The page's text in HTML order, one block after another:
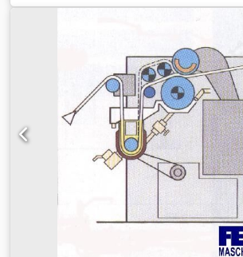
graden wal Lijndruk 50 N / mm Dcodpfetv
Totale druk 9 ton vloeistoftank met
rollen Liquorinhoud ca. 48 liter
stof gebogen spreider Hydraulische
afzonderlijk persen Aandrijving spigot
"zweefrollen" (S-rollen), vloeistoftank en
voor het persen van de vloeistof, Machine
gereviseerd voor aflevering, we leveren
(foto toont een gereviseerde machine
Machine is zonder aandrijving, deze
een systeem of als machine moet
een systeem of als stand-alone machine.